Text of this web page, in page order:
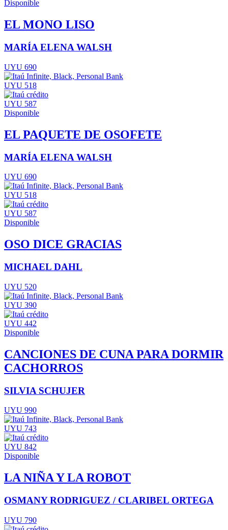
Disponible
EL MONO LISO
MARÍA ELENA WALSH
UYU 690
UYU 518
UYU 587
Disponible
EL PAQUETE DE OSOFETE
MARÍA ELENA WALSH
UYU 690
UYU 518
UYU 587
Disponible
OSO DICE GRACIAS
MICHAEL DAHL
UYU 520
UYU 390
UYU 442
Disponible
CANCIONES DE CUNA PARA DORMIR
CACHORROS
SILVIA SCHUJER
UYU 990
UYU 743
UYU 842
Disponible
LA NIÑA Y LA ROBOT
OSMANY RODRIGUEZ / CLARIBEL ORTEGA
UYU 790